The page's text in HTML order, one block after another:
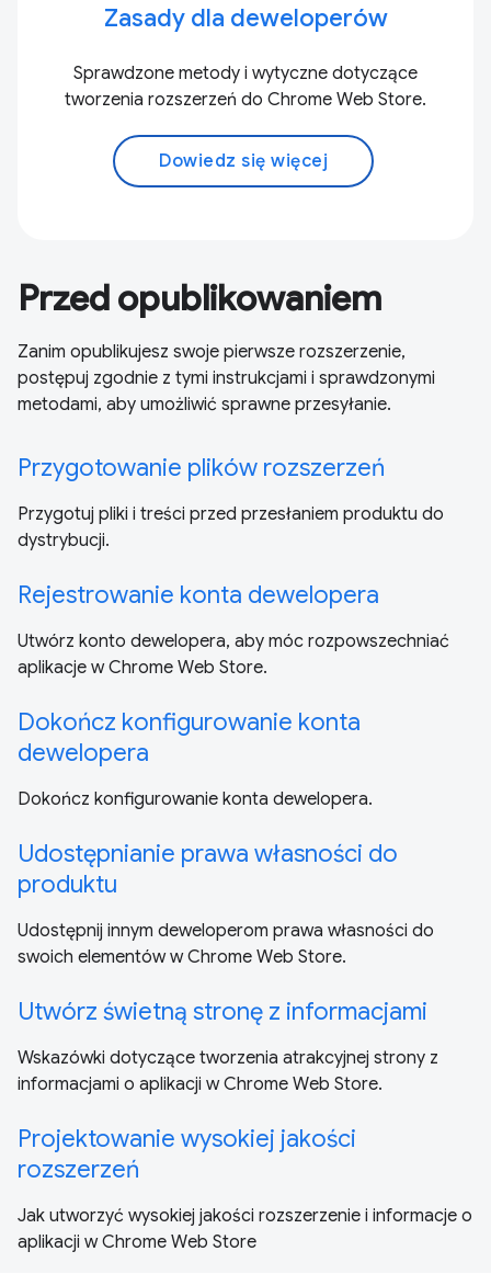
Zasady dla deweloperów
Sprawdzone metody i wytyczne dotyczące
tworzenia rozszerzeń do Chrome Web Store.
Dowiedz się więcej
Przed opublikowaniem
Zanim opublikujesz swoje pierwsze rozszerzenie,
postępuj zgodnie z tymi instrukcjami i sprawdzonymi
metodami, aby umożliwić sprawne przesyłanie.
Przygotowanie plików rozszerzeń
Przygotuj pliki i treści przed przesłaniem produktu do
dystrybucji.
Rejestrowanie konta dewelopera
Utwórz konto dewelopera, aby móc rozpowszechniać
aplikacje w Chrome Web Store.
Dokończ konfigurowanie konta
dewelopera
Dokończ konfigurowanie konta dewelopera.
Udostępnianie prawa własności do
produktu
Udostępnij innym deweloperom prawa własności do
swoich elementów w Chrome Web Store.
Utwórz świetną stronę z informacjami
Wskazówki dotyczące tworzenia atrakcyjnej strony z
informacjami o aplikacji w Chrome Web Store.
Projektowanie wysokiej jakości
rozszerzeń
Jak utworzyć wysokiej jakości rozszerzenie i informacje o
aplikacji w Chrome Web Store